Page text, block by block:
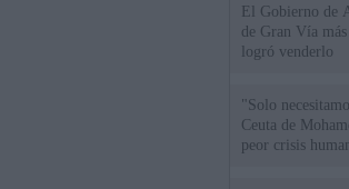
El Gobierno de
de Gran Vía
logró venderlo
"Solo
Ceuta de
peor crisis